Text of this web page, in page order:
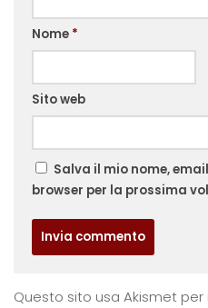
Nome *
Sito web
Salva il mio nome,
browser per la prossima
Questo sito usa Akismet per